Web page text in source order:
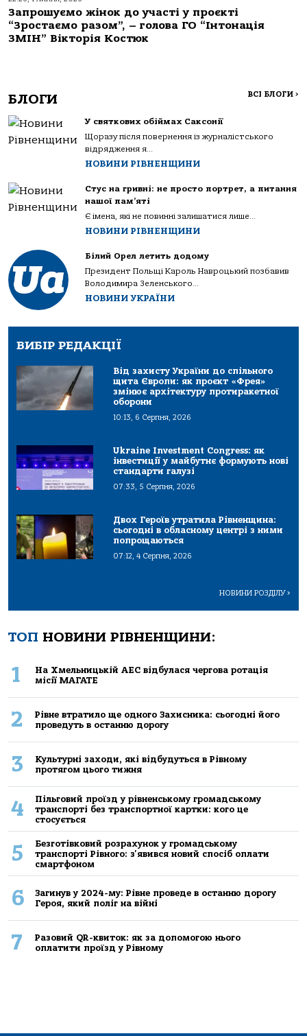
Запрошуємо жінок до участі у проєкті
“Зростаємо разом”, – голова ГО “Інтонація
ЗМІН” Вікторія Костюк
БЛОГИ ВСІ БЛОГИ >
У святкових обіймах Саксонії
Щоразу після повернення із журналістського
відрядження я...
НОВИНИ РІВНЕНЩИНИ
Стус на гривні: не просто портрет, а питання
нашої пам’яті
Є імена, які не повинні залишатися лише...
НОВИНИ РІВНЕНЩИНИ
Білий Орел летить додому
Президент Польщі Кароль Навроцький позбавив
Володимира Зеленського...
НОВИНИ УКРАЇНИ
ВИБІР РЕДАКЦІЇ
Від захисту України до спільного
щита Європи: як проєкт «Фрея»
змінює архітектуру протиракетної
оборони
10:13, 6 Серпня, 2026
Ukraine Investment Congress: як
інвестиції у майбутнє формують нові
стандарти галузі
07:33, 5 Серпня, 2026
Двох Героїв утратила Рівненщина:
сьогодні в обласному центрі з ними
попрощаються
07:12, 4 Серпня, 2026
НОВИНИ РОЗДІЛУ>
ТОП НОВИНИ РІВНЕНЩИНИ:
1
На Хмельницькій АЕС відбулася чергова ротація
місії МАГАТЕ
2
Рівне втратило ще одного Захисника: сьогодні його
проведуть в останню дорогу
3
Культурні заходи, які відбудуться в Рівному
протягом цього тижня
4
Пільговий проїзд у рівненському громадському
транспорті без транспортної картки: кого це
стосується
5
Безготівковий розрахунок у громадському
транспорті Рівного: з'явився новий спосіб оплати
смартфоном
6
Загинув у 2024-му: Рівне проведе в останню дорогу
Героя, який поліг на війні
7
Разовий QR-квиток: як за допомогою нього
оплатити проїзд у Рівному